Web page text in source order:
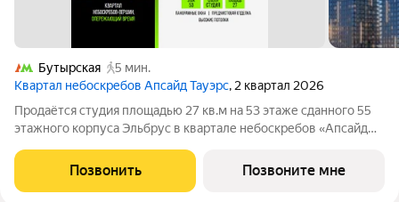
Бутырская
5 мин.
Квартал небоскребов Апсайд Тауэрс, 2 квартал 2026
Продаётся студия площадью 27 кв.м на 53 этаже сданного 55
этажного корпуса Эльбрус в квартале небоскребов «Апсайд
очередь, прогулочный бульвар, парк Сокольники. Номер
квартиры Кв.5310. «Апсайд
Позвонить Позвоните мне